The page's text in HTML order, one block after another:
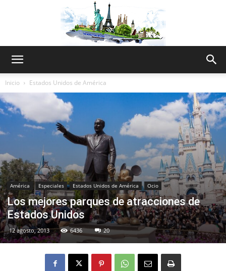
Thru
My
Inicio Estados Unidos de América
América Especiales Estados Unidos de América Ocio
Los mejores parques de atracciones de
Estados Unidos
12 agosto, 2013 6436 20